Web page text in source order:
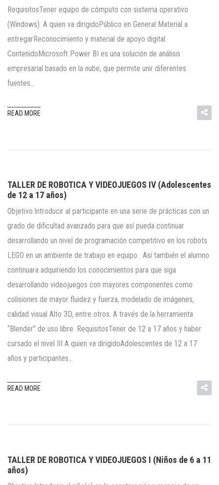
RequisitosTener equipo de cómputo con sistema operativo
(Windows). A quien va dirigidoPúblico en General Material a
entregarReconocimiento y material de apoyo digital.
ContenidoMicrosoft Power BI es una solución de análisis
empresarial basado en la nube, que permite unir diferentes
fuentes…
READ MORE
TALLER DE ROBOTICA Y VIDEOJUEGOS IV (Adolescentes
de 12 a 17 años)
Objetivo:Introducir al participante en una serie de prácticas con un
grado de dificultad avanzado para que así pueda continuar
desarrollando un nivel de programación competitivo en los robots
LEGO en un ambiente de trabajo en equipo. Así también el alumno
continuara adquiriendo los conocimientos para que siga
desarrollando videojuegos con mayores componentes como
colisiones de mayor fluidez y fuerza, modelado de imágenes,
calidad visual Alto 3D, entre otros. A través de la herramienta
“Blender” de uso libre. RequisitosTener de 12 a 17 años y haber
cursado el nivel III A quien va dirigidoAdolescentes de 12 a 17
años y participantes…
READ MORE
TALLER DE ROBOTICA Y VIDEOJUEGOS I (Niños de 6 a 11
años)